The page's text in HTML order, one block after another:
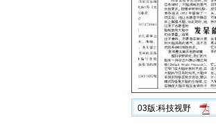
03版:科技视野